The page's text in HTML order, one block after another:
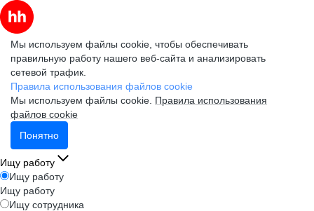
Мы используем файлы cookie, чтобы обеспечивать
правильную работу нашего веб-сайта и анализировать
сетевой трафик.
Правила использования файлов cookie
Мы используем файлы cookie. Правила использования
файлов cookie
Понятно
Ищу работу
Ищу работу
Ищу работу
Ищу сотрудника